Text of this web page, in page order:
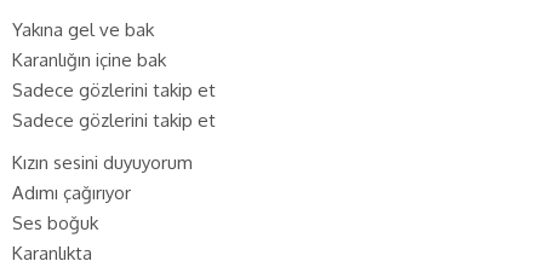
Yakına gel ve bak
Karanlığın içine bak
Sadece gözlerini takip et
Sadece gözlerini takip et
Kızın sesini duyuyorum
Adımı çağırıyor
Ses boğuk
Karanlıkta